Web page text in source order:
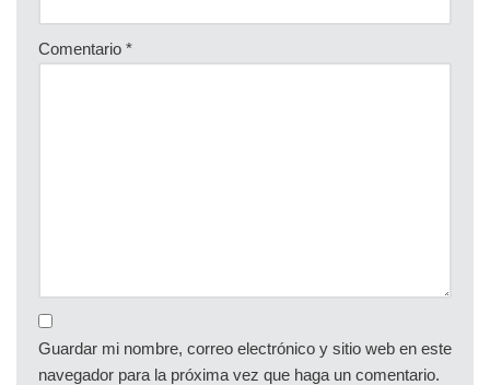
Comentario *
Guardar mi nombre, correo electrónico y sitio web en este
navegador para la próxima vez que haga un comentario.